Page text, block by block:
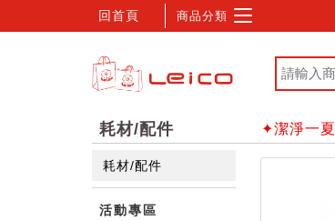
回首頁 商品分類
耗材/配件 ✦潔淨一夏
耗材/配件
活動專區